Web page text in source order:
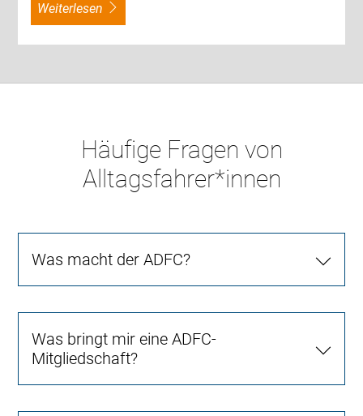
weiterlesen
Häufige Fragen von
Alltagsfahrer*innen
Was macht der ADFC?
Was bringt mir eine ADFC-
Mitgliedschaft?